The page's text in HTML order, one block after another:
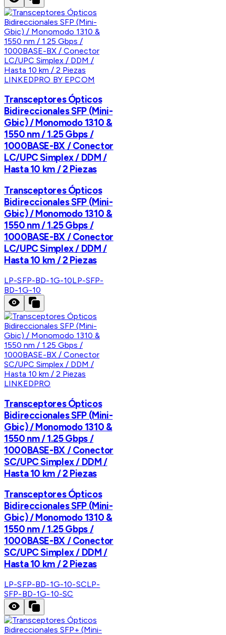
LINKEDPRO BY EPCOM
Transceptores Ópticos
Bidireccionales SFP (Mini-
Gbic) / Monomodo 1310 &
1550 nm / 1.25 Gbps /
1000BASE-BX / Conector
LC/UPC Simplex / DDM /
Hasta 10 km / 2 Piezas
Transceptores Ópticos
Bidireccionales SFP (Mini-
Gbic) / Monomodo 1310 &
1550 nm / 1.25 Gbps /
1000BASE-BX / Conector
LC/UPC Simplex / DDM /
Hasta 10 km / 2 Piezas
LP-SFP-BD-1G-10LP-SFP-
BD-1G-10
LINKEDPRO
Transceptores Ópticos
Bidireccionales SFP (Mini-
Gbic) / Monomodo 1310 &
1550 nm / 1.25 Gbps /
1000BASE-BX / Conector
SC/UPC Simplex / DDM /
Hasta 10 km / 2 Piezas
Transceptores Ópticos
Bidireccionales SFP (Mini-
Gbic) / Monomodo 1310 &
1550 nm / 1.25 Gbps /
1000BASE-BX / Conector
SC/UPC Simplex / DDM /
Hasta 10 km / 2 Piezas
LP-SFP-BD-1G-10-SCLP-
SFP-BD-1G-10-SC